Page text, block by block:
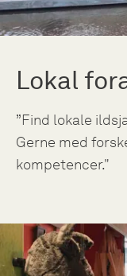
Lokal
”Find lokale
Gerne med
kompetencer."